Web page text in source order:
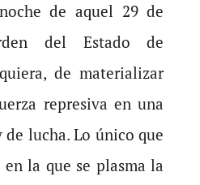
de aquel 29 de
del Estado de
de materializar
represiva en una
lucha. Lo único que
la que se plasma la